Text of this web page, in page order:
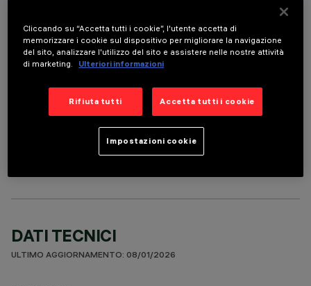
COLORE
COMPONENTI OPZIONALI
DATI TECNICI
ULTIMO AGGIORNAMENTO: 08/01/2026
Cliccando su “Accetta tutti i cookie”, l'utente accetta di
memorizzare i cookie sul dispositivo per migliorare la navigazione
del sito, analizzare l'utilizzo del sito e assistere nelle nostre attività
di marketing.
Ulteriori informazioni
Rifiuta tutti Accetta tutti i cookie
Impostazioni cookie